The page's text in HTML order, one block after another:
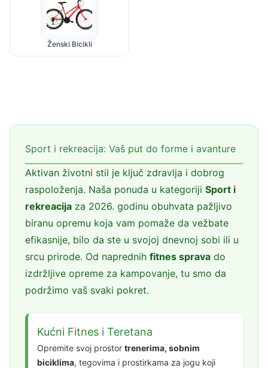
Ženski Bicikli
Sport i rekreacija: Vaš put do forme i avanture
Aktivan životni stil je ključ zdravlja i dobrog
raspoloženja. Naša ponuda u kategoriji Sport i
rekreacija za 2026. godinu obuhvata pažljivo
biranu opremu koja vam pomaže da vežbate
efikasnije, bilo da ste u svojoj dnevnoj sobi ili u
srcu prirode. Od naprednih fitnes sprava do
izdržljive opreme za kampovanje, tu smo da
podržimo vaš svaki pokret.
Kućni Fitnes i Teretana
Opremite svoj prostor trenerima, sobnim
biciklima, tegovima i prostirkama za jogu koji